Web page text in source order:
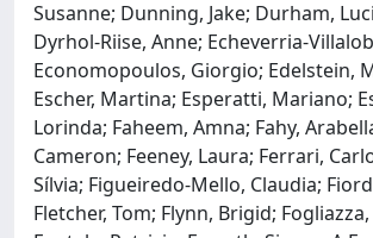
Susanne; Dunning, Jake; Durham,
Dyrhol-Riise, Anne; Echeverria-
Economopoulos, Giorgio; Edelstein,
Escher, Martina; Esperatti, Mariano;
Lorinda; Faheem, Amna; Fahy,
Cameron; Feeney, Laura; Ferrari,
Sílvia; Figueiredo-Mello, Claudia;
Fletcher, Tom; Flynn, Brigid;